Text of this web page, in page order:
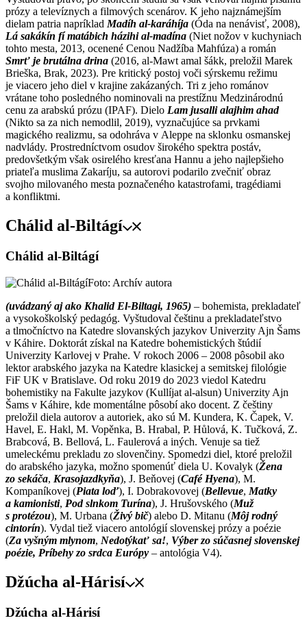
prózy a televíznych a filmových scenárov. K jeho najznámejším
dielam patria napríkladMadíh al-karáhíja (Óda na nenávisť, 2008),
Lá sakákín fí matábich házihi al-madína (Niet nožov v kuchyniach
tohto mesta, 2013, ocenené Cenou Nadžíba Mahfúza) a román
Smrť je brutálna drina (2016, al-Mawt amal šákk, preložil Marek
Brieška, Brak, 2023). Pre kritický postoj voči sýrskemu režimu
je viacero jeho diel v krajine zakázaných. Tri z jeho románov
vrátane toho posledného nominovali na prestížnu Medzinárodnú
cenu za arabskú prózu (IPAF). Dielo Lam jusalli alajhim ahad
(Nikto sa za nich nemodlil, 2019), vyznačujúce sa prvkami
magického realizmu, sa odohráva v Aleppe na sklonku osmanskej
nadvlády. Prostredníctvom osudov širokého spektra postáv,
predovšetkým však osirelého kresťana Hannu a jeho najlepšieho
priateľa muslima Zakaríju, sa autorovi podarilo zvečniť obraz
svojho milovaného mesta poznačeného katastrofami, tragédiami
a konfliktmi.
Chálid al-Biltágí
Chálid al-Biltágí
Foto: Archív autora
(uvádzaný aj ako Khalid El-Biltagi, 1965) – bohemista, prekladateľ
a vysokoškolský pedagóg. Vyštudoval češtinu a prekladateľstvo
a tlmočníctvo na Katedre slovanských jazykov Univerzity Ajn Šams
v Káhire. Doktorát získal na Katedre bohemistických štúdií
Univerzity Karlovej v Prahe. V rokoch 2006 – 2008 pôsobil ako
lektor arabského jazyka na Katedre klasickej a semitskej filológie
FiF UK v Bratislave. Od roku 2019 do 2023 viedol Katedru
bohemistiky na Fakulte jazykov (Kullíjat al-alsun) Univerzity Ajn
Šams v Káhire, kde momentálne pôsobí ako docent. Z češtiny
preložil diela autorov a autoriek, ako sú M. Kundera, K. Čapek, V.
Havel, E. Hakl, M. Vopěnka, B. Hrabal, P. Hůlová, K. Tučková, Z.
Brabcová, B. Bellová, L. Faulerová a iných. Venuje sa tiež
umeleckému prekladu zo slovenčiny. Spomedzi diel, ktoré preložil
do arabského jazyka, možno spomenúť diela U. Kovalyk (Žena
zo sekáča, Krasojazdkyňa), J. Beňovej (Café Hyena), M.
Kompaníkovej (Piata loď), I. Dobrakovovej (Bellevue, Matky
a kamionisti, Pod slnkom Turína), J. Hrušovského (Muž
s protézou), M. Urbana (Živý bič) alebo D. Mitanu (Môj rodný
cintorín). Vydal tiež viacero antológií slovenskej prózy a poézie
(Za vyšným mlynom, Nedotýkať sa!, Výber zo súčasnej slovenskej
poézie, Príbehy zo srdca Európy – antológia V4).
Džúcha al-Hárisí
Džúcha al-Hárisí